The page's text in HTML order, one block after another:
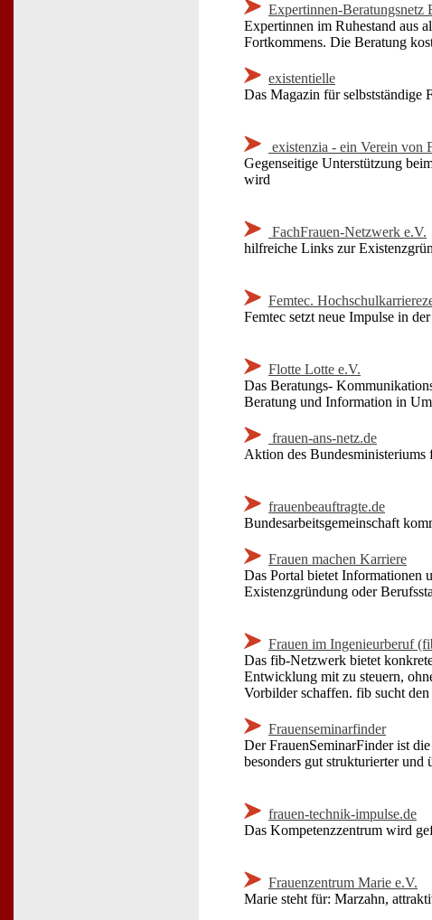
Expertinnen-Beratungsnetz
Expertinnen im Ruhestand aus
Fortkommens. Die Beratung
existentielle
Das Magazin für selbstständige
existenzia - ein Verein von
Gegenseitige Unterstützung
wird
FachFrauen-Netzwerk e.V.
hilfreiche Links zur
Femtec.
Femtec setzt neue Impulse in
Flotte Lotte e.V.
Das Beratungs-
Beratung und Information in
frauen-ans-netz.de
Aktion des Bundesministeriums
frauenbeauftragte.de
Bundesarbeitsgemeinschaft
Frauen machen Karriere
Das Portal bietet Informationen
Existenzgründung oder
Frauen im Ingenieurberuf
Das fib-Netzwerk bietet
Entwicklung mit zu steuern,
Vorbilder schaffen. fib sucht
Frauenseminarfinder
Der FrauenSeminarFinder ist
besonders gut strukturierter und
frauen-technik-impulse.de
Das Kompetenzzentrum wird
Frauenzentrum Marie e.V.
Marie steht für: Marzahn,